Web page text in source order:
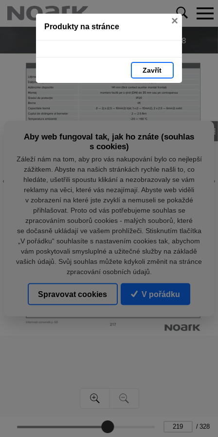
Produkty na stránce ×
Zavřít
/ 328
Aby web fungoval tak, jak ho znáte (souhlas
s cookies)
Záleží nám na tom, aby pro vás nakupování bylo co nejlepší
zážitkem. Abyste na našich stránkách rychle našli to, co
hledáte, ušetřili spoustu klikání a nezobrazovaly se vám
reklamy na věci, které vás nezajímají. Abyste web viděli
v zobrazení na které jste zvyklí a nemuseli se pokaždé
přihlašovat. Proto od vás potřebujeme souhlas se
zpracováním souborů cookies - malých souborů, které
se dočasně ukládají ve vašem prohlížeči. Stisknutím tlačítka
„V pořádku“ souhlasíte s nastavením cookies tak, abychom
vám poskytovali smysluplné a užitečné služby na základě
vašich údajů. Svůj souhlas můžete kdykoli změnit na stránce
zpracování osobních údajů.
Spravovat cookies V pořádku